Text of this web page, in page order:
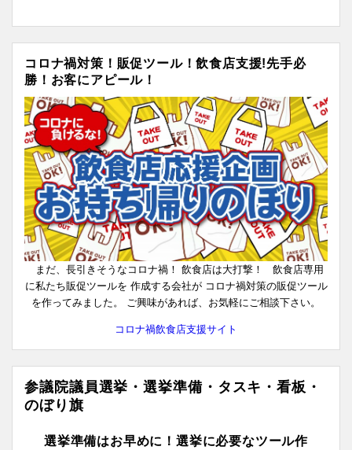
コロナ禍対策！販促ツール！飲食店支援!先手必
勝！お客にアピール！
まだ、長引きそうなコロナ禍！ 飲食店は大打撃！ 飲食店専用
に私たち販促ツールを 作成する会社が コロナ禍対策の販促ツール
を作ってみました。 ご興味があれば、お気軽にご相談下さい。
コロナ禍飲食店支援サイト
参議院議員選挙・選挙準備・タスキ・看板・
のぼり旗
選挙準備はお早めに！選挙に必要なツール作